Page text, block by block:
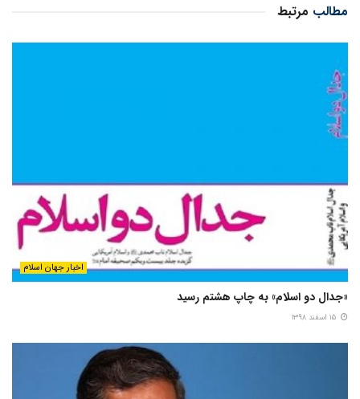
مرتبط مطالب
اخبار جهان اسلام
«جدال دو اسلام» به چاپ هشتم رسید